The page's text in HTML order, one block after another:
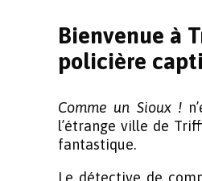
Bienvenue à
policière
Comme un Sioux !
l’étrange ville de
fantastique.
Le détective de